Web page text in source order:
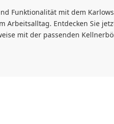
Funktionalität mit dem
Arbeitsalltag. Entdecken Sie
mit der passenden